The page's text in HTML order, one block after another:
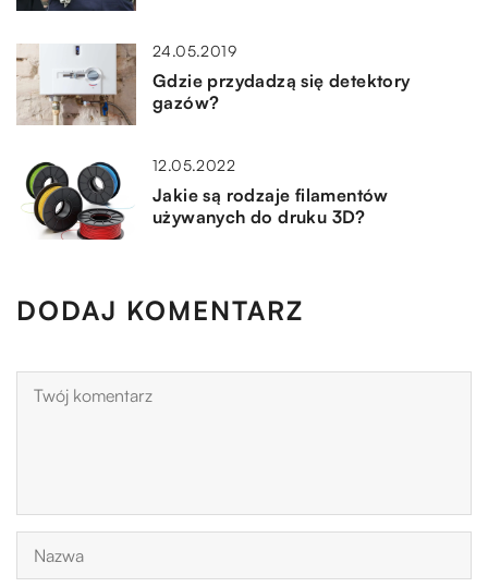
24.05.2019
Gdzie przydadzą się detektory
gazów?
12.05.2022
Jakie są rodzaje filamentów
używanych do druku 3D?
DODAJ KOMENTARZ